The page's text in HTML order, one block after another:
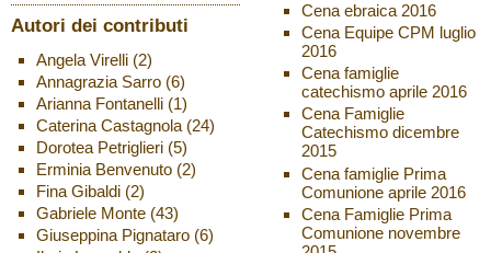
Autori dei contributi
Angela Virelli(2)
Annagrazia Sarro(6)
Arianna Fontanelli(1)
Caterina Castagnola(24)
Dorotea Petriglieri(5)
Erminia Benvenuto(2)
Fina Gibaldi(2)
Gabriele Monte(43)
Giuseppina Pignataro(6)
Cena ebraica 2016
Cena Equipe CPM luglio
2016
Cena famiglie
catechismo aprile 2016
Cena Famiglie
Catechismo dicembre
2015
Cena famiglie Prima
Comunione aprile 2016
Cena Famiglie Prima
Comunione novembre